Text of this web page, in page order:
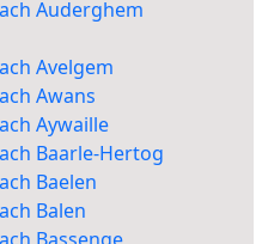
Auderghem
Avelgem
Awans
Aywaille
Baarle-Hertog
Baelen
Balen